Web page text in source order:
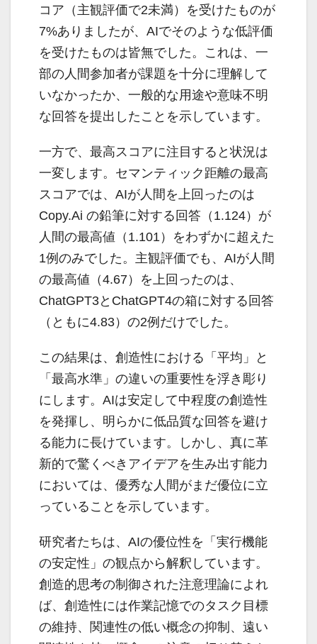
コア（主観評価で2未満）を受けたものが
7%ありましたが、AIでそのような低評価
を受けたものは皆無でした。これは、一
部の人間参加者が課題を十分に理解して
いなかったか、一般的な用途や意味不明
な回答を提出したことを示しています。
一方で、最高スコアに注目すると状況は
一変します。セマンティック距離の最高
スコアでは、AIが人間を上回ったのは
Copy.Ai の鉛筆に対する回答（1.124）が
人間の最高値（1.101）をわずかに超えた
1例のみでした。主観評価でも、AIが人間
の最高値（4.67）を上回ったのは、
ChatGPT3とChatGPT4の箱に対する回答
（ともに4.83）の2例だけでした。
この結果は、創造性における「平均」と
「最高水準」の違いの重要性を浮き彫り
にします。AIは安定して中程度の創造性
を発揮し、明らかに低品質な回答を避け
る能力に長けています。しかし、真に革
新的で驚くべきアイデアを生み出す能力
においては、優秀な人間がまだ優位に立
っていることを示しています。
研究者たちは、AIの優位性を「実行機能
の安定性」の観点から解釈しています。
創造的思考の制御された注意理論によれ
ば、創造性には作業記憶でのタスク目標
の維持、関連性の低い概念の抑制、遠い